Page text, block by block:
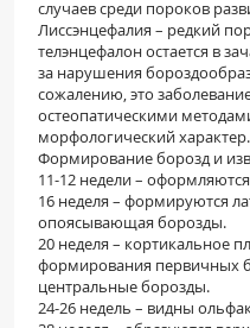
случаев среди пороков
Лиссэнцефалия – редкий
телэнцефалон остается в
за нарушения
сожалению, это
остеопатическими
морфологический характер.
Формирование борозд и
11-12 недели –
16 неделя – формируются
опоясывающая борозды.
20 неделя – кортикальное
формирования первичных
центральные борозды.
24-26 недель – видны